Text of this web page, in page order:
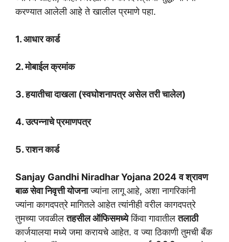
करण्यात आलेली आहे ते खालील प्रमाणे पहा.
1. आधार कार्ड
2. मोबाईल क्रमांक
3. हयातीचा दाखला (स्वघोशनापत्र असेल तरी चालेल)
4. उत्पन्नाचे प्रमाणपत्र
5. राशन कार्ड
Sanjay Gandhi Niradhar Yojana 2024 व श्रावण
बाळ सेवा निवृत्ती योजनाज्यांना लागू आहे, अशा नागरिकांनी
ज्यांना कागदपत्रे मागितले आहेत त्यांनीही वरील कागदपत्रे
तुमच्या जवळीलतहसील ऑफिसमध्येकिंवा गावातीलतलाठी
कार्जयालया मध्ये जमा करायचे आहेत. व ज्या ठिकाणी तुमची बँक